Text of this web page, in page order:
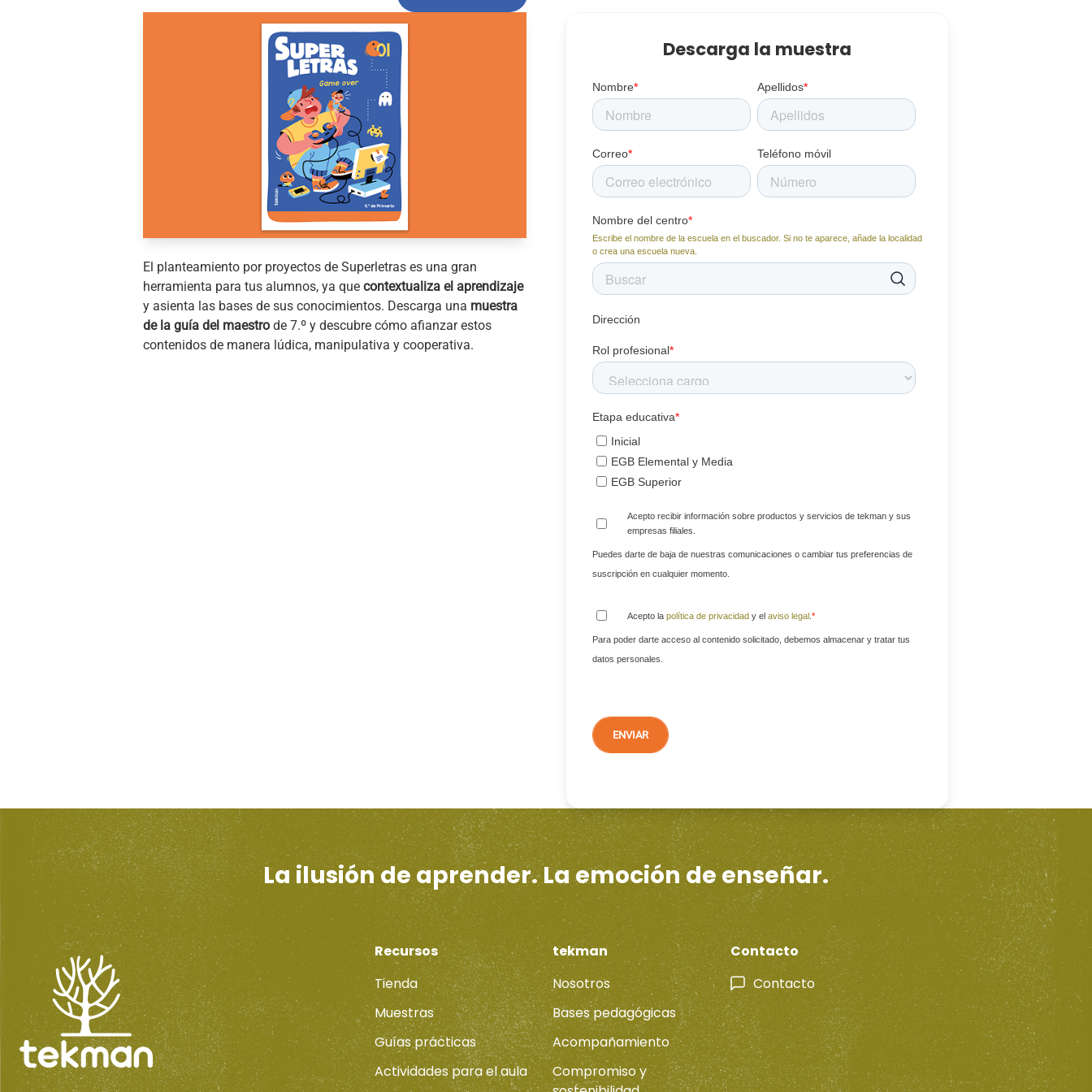
El planteamiento por proyectos de Superletras es una gran
herramienta para tus alumnos, ya que contextualiza el aprendizaje
y asienta las bases de sus conocimientos. Descarga una muestra
de la guía del maestro de 7.º y descubre cómo afianzar estos
contenidos de manera lúdica, manipulativa y cooperativa.
Descarga la muestra
Nombre* Apellidos*
Correo* Teléfono móvil
Nombre del centro*
Escribe el nombre de la escuela en el buscador. Si no te aparece, añade la localidad
o crea una escuela nueva.
Dirección
Rol profesional*
Etapa educativa*
Inicial
EGB Elemental y Media
EGB Superior
Acepto recibir información sobre productos y servicios de tekman y sus
empresas filiales.
Puedes darte de baja de nuestras comunicaciones o cambiar tus preferencias de
suscripción en cualquier momento.
Acepto la política de privacidad y el aviso legal *
Para poder darte acceso al contenido solicitado, debemos almacenar y tratar tus
datos personales.
La ilusión de aprender. La emoción de enseñar.
Recursos
Tienda
Muestras
Guías prácticas
Actividades para el aula
tekman
Nosotros
Bases pedagógicas
Acompañamiento
Compromiso y
Contacto
Contacto